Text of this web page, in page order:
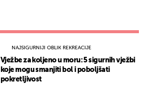
NAJSIGURNIJI OBLIK REKREACIJE
Vježbe za koljeno u moru: 5 sigurnih vježbi
koje mogu smanjiti bol i poboljšati
pokretljivost